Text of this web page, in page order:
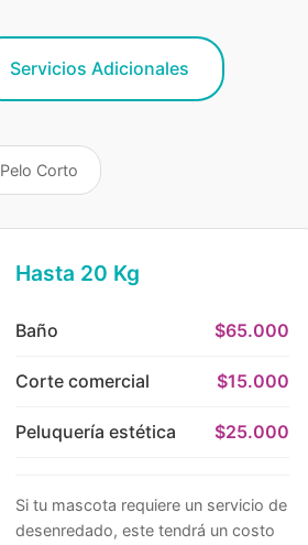
Servicios Adicionales
Pelo Corto
Hasta 20 Kg
Baño $65.000
Corte comercial $15.000
Peluquería estética $25.000
Si tu mascota requiere un servicio de
desenredado, este tendrá un costo